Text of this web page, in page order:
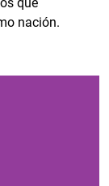
nación.